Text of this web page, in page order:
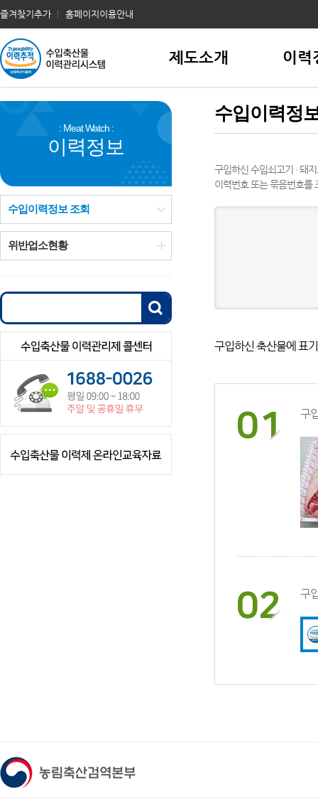
즐겨찾기추가 홈페이지이용안내
제도소개 이력
이력정보
수입이력정보 조회
위반업소현황
수입이력정
구입하신 수입쇠고기 · 돼
이력번호 또는 묶음번호를
구입하신 축산물에 표
01 구
02 구